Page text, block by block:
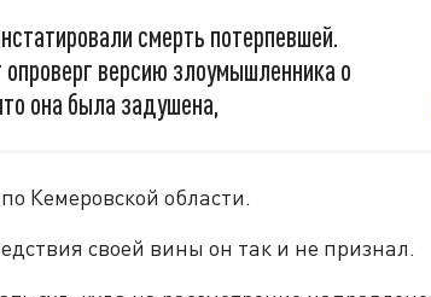
смерть потерпевшей.
версию злоумышленника о
она была задушена,
Кемеровской области.
своей вины он так и не признал.